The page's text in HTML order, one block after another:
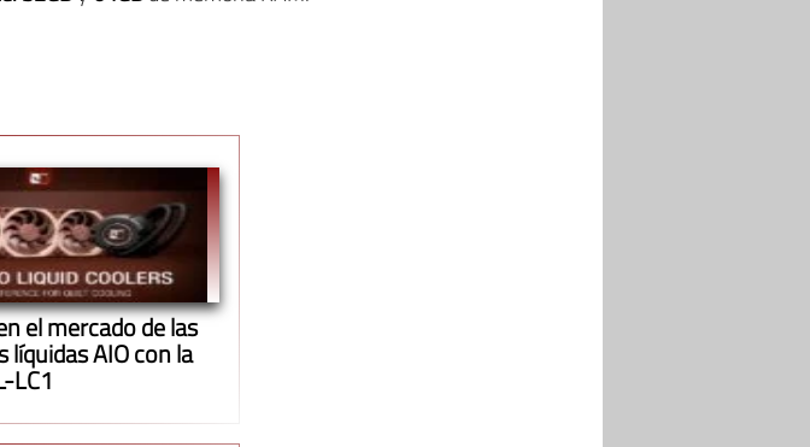
el mercado de las
líquidas AIO con la
LC1